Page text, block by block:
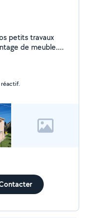
petits travaux
de meuble.
réactif.